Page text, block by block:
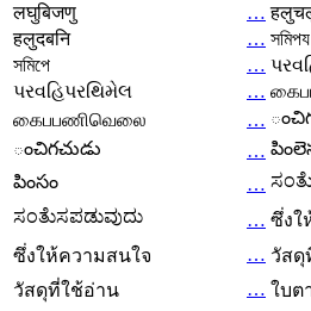
लघुबिजणु
…
हलुदबनि
… সমিপয
সমিপে
…
પરવહિપરથિમેલ
…
கைபபணிவெலை
…
ంచిగచుడు
…
పింసం
…
ಸಂತೆುಸಪಡುವುದು
… ซึ่งใ
ซึ่งให้ความสนใจ
… วัสดุ
วัสดุที่ใช้อ่าน
… ใบต